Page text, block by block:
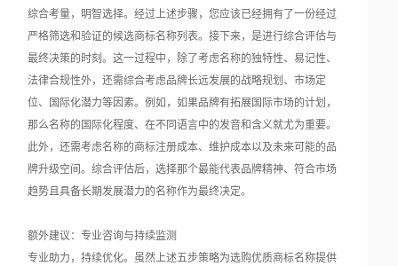
综合考量，明智选择。经过上述步骤，您应该已经拥有了一份经过
严格筛选和验证的候选商标名称列表。接下来，是进行综合评估与
最终决策的时刻。这一过程中，除了考虑名称的独特性、易记性、
法律合规性外，还需综合考虑品牌长远发展的战略规划、市场定
位、国际化潜力等因素。例如，如果品牌有拓展国际市场的计划，
那么名称的国际化程度、在不同语言中的发音和含义就尤为重要。
此外，还需考虑名称的商标注册成本、维护成本以及未来可能的品
牌升级空间。综合评估后，选择那个最能代表品牌精神、符合市场
趋势且具备长期发展潜力的名称作为最终决定。
额外建议：专业咨询与持续监测
专业助力，持续优化。虽然上述五步策略为选购优质商标名称提供